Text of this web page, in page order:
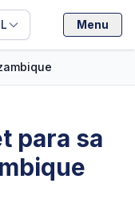
Filipino
Deutsch
Español
Menu
para sa